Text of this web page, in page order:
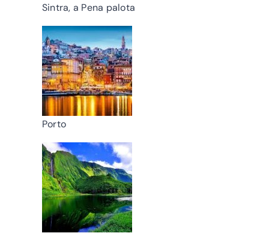
Sintra, a Pena palota
Porto